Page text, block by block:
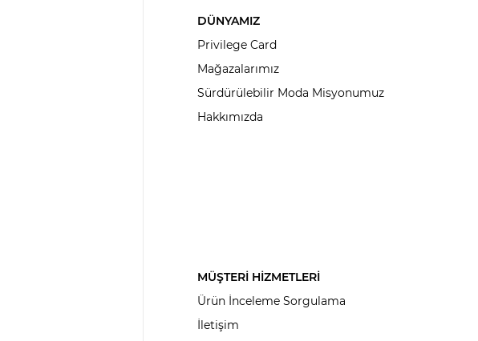
DÜNYAMIZ
Privilege Card
Mağazalarımız
Sürdürülebilir Moda Misyonumuz
Hakkımızda
MÜŞTERİ HİZMETLERİ
Ürün İnceleme Sorgulama
İletişim